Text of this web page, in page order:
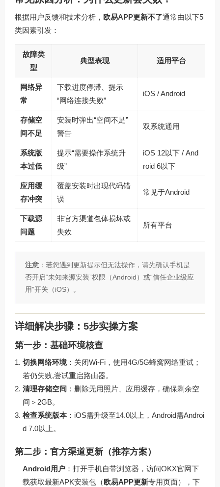
根据用户反馈和技术分析， 欧易APP更新不了通常由以下5
类因素引发：
故障类
型
典型表现 适用平台
网络异
常
下载进度停滞、提示
“网络连接失败”
iOS / Android
存储空
间不足
安装时弹出“空间不足”
警告
双系统通用
系统版
本过低
提示“需要操作系统升
级”
iOS 12以下 / And
roid 6以下
应用缓
存冲突
覆盖安装时出现代码错
误
常见于Android
下载源
问题
非官方渠道包体损坏或
失效
所有平台
注意 ：若您遇到更新提示但无法操作，请先确认手机是
否开启“未知来源安装”权限（Android）或“信任企业级应
用”开关（iOS）。
详细解决步骤：5步实操方案
第一步：基础环境核查
切换网络环境：关闭Wi-Fi，使用4G/5G蜂窝网络重试；
若仍失败,尝试重启路由器。
清理存储空间 ：删除无用照片、应用缓存，确保剩余空
间＞2GB。
检查系统版本：iOS需升级至14.0以上，Android需Androi
d 7.0以上。
第二步：官方渠道更新（推荐方案）
Android用户 ：打开手机自带浏览器，访问OKX官网下
载获取最新APK安装包（欧易APP更新专用页面），下